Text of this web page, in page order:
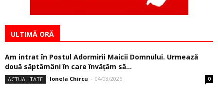
ULTIMĂ ORĂ
Am intrat în Postul Adormirii Maicii Domnului. Urmează
două săptămâni în care învăţăm să...
ACTUALITATE Ionela Chircu - 04/08/2026 0